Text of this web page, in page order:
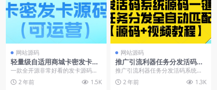
网站源码
轻量级自适用商城卡密发卡源
码（可运营）
一款全开源非常好看的发卡源码。
轻量级自适应个人自助发卡简介，
这是一款二次开发的发...
2 年前 1.5K
网站源码
推广引流利器任务分发活码系
统源码一键任务分发全自动匹
配【源码+视频教程】
推广引流利器任务分发活码系统源
码一键任务分发全自动匹配【源码
+视频教程】 会员可...
2 年前 1.3K